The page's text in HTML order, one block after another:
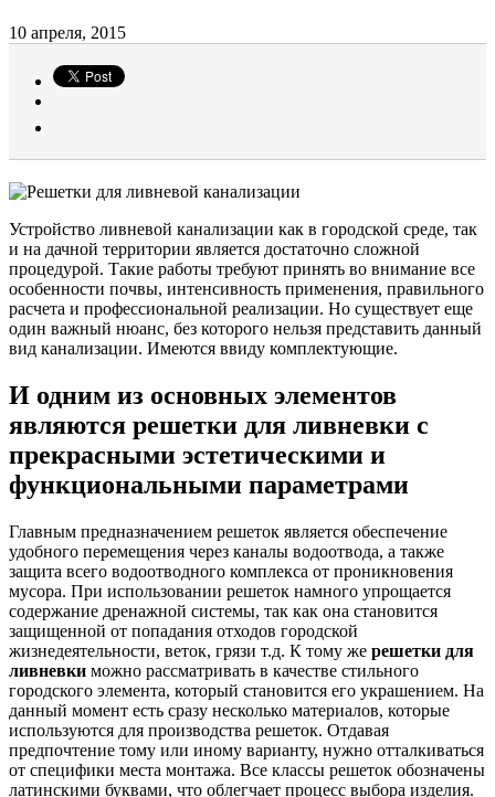
10 апреля, 2015
Устройство ливневой канализации как в городской среде, так
и на дачной территории является достаточно сложной
процедурой. Такие работы требуют принять во внимание все
особенности почвы, интенсивность применения, правильного
расчета и профессиональной реализации. Но существует еще
один важный нюанс, без которого нельзя представить данный
вид канализации. Имеются ввиду комплектующие.
И одним из основных элементов
являются решетки для ливневки с
прекрасными эстетическими и
функциональными параметрами
Главным предназначением решеток является обеспечение
удобного перемещения через каналы водоотвода, а также
защита всего водоотводного комплекса от проникновения
мусора. При использовании решеток намного упрощается
содержание дренажной системы, так как она становится
защищенной от попадания отходов городской
жизнедеятельности, веток, грязи т.д. К тому же решетки для
ливневки можно рассматривать в качестве стильного
городского элемента, который становится его украшением. На
данный момент есть сразу несколько материалов, которые
используются для производства решеток. Отдавая
предпочтение тому или иному варианту, нужно отталкиваться
от специфики места монтажа. Все классы решеток обозначены
латинскими буквами, что облегчает процесс выбора изделия.